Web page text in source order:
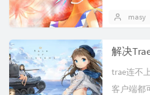
masy
解决
trae连不
客户端都